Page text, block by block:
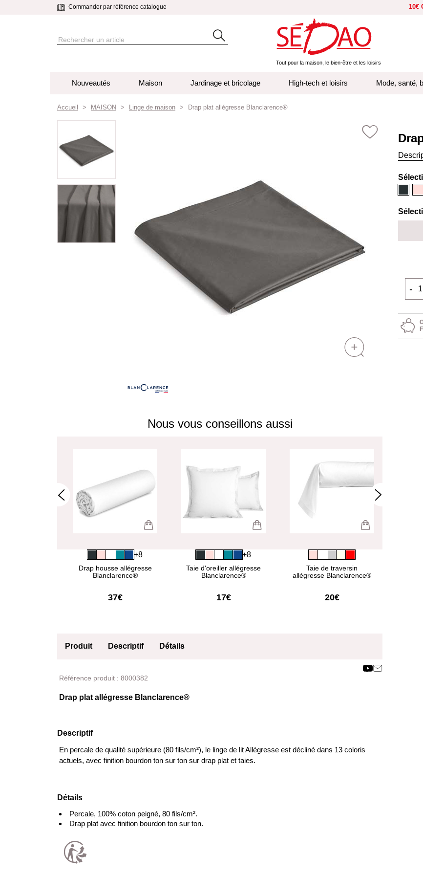
Commander par référence catalogue 10€
Tout pour la maison, le bien-être et les loisirs
Nouveautés Maison Jardinage et bricolage High-tech et loisirs Mode, santé,
Accueil MAISON Linge de maison Drap plat allégresse Blanclarence®
-
Nous vous conseillons aussi
Drap housse allégresse
Blanclarence®
37€
+8
Taie d'oreiller allégresse
Blanclarence®
17€
+8
Taie de traversin
allégresse Blanclarence®
20€
Produit Descriptif
Détails
Référence produit : 8000382
Drap plat allégresse Blanclarence®
Descriptif
En percale de qualité supérieure (80 fils/cm²), le linge de lit Allégresse est décliné dans 13 coloris
actuels, avec finition bourdon ton sur ton sur drap plat et taies.
Détails
Percale, 100% coton peigné, 80 fils/cm².
Drap plat avec finition bourdon ton sur ton.